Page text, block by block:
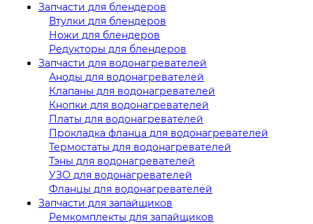
Запчасти для блендеров
Втулки для блендеров
Ножи для блендеров
Редукторы для блендеров
Запчасти для водонагревателей
Аноды для водонагревателей
Клапаны для водонагревателей
Кнопки для водонагревателей
Платы для водонагревателей
Прокладка фланца для водонагревателей
Термостаты для водонагревателей
Тэны для водонагревателей
УЗО для водонагревателей
Фланцы для водонагревателей
Запчасти для запайщиков
Ремкомплекты для запайщиков